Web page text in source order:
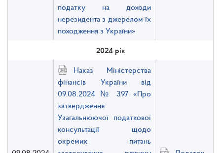
податку на доходи
нерезидента з джерелом їх
походження з України»
2024 рік
Наказ Міністерства
фінансів України від
09.08.2024 № 397 «Про
затвердження
Узагальнюючої податкової
консультації щодо
окремих питань